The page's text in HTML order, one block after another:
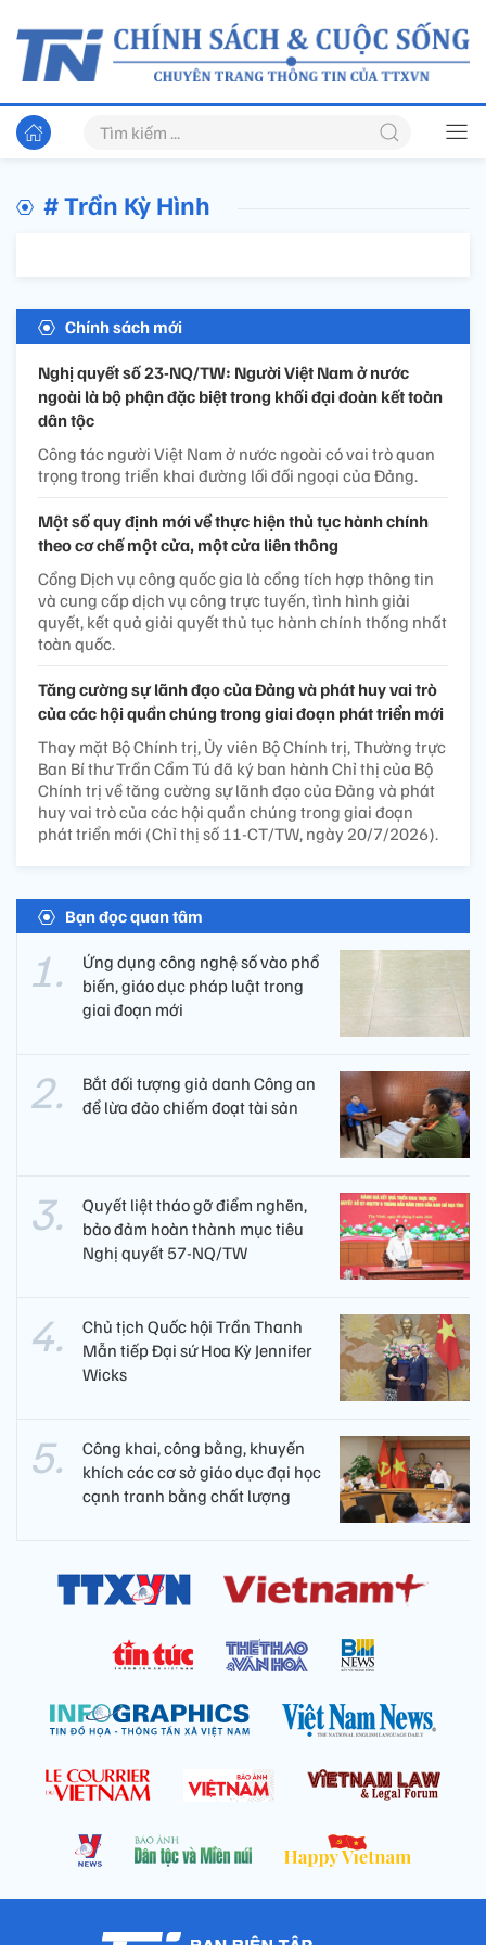
# Trần Kỳ Hình
Chính sách mới
Nghị quyết số 23-NQ/TW: Người Việt Nam ở nước
ngoài là bộ phận đặc biệt trong khối đại đoàn kết toàn
dân tộc
Công tác người Việt Nam ở nước ngoài có vai trò quan
trọng trong triển khai đường lối đối ngoại của Đảng.
Một số quy định mới về thực hiện thủ tục hành chính
theo cơ chế một cửa, một cửa liên thông
Cổng Dịch vụ công quốc gia là cổng tích hợp thông tin
và cung cấp dịch vụ công trực tuyến, tình hình giải
quyết, kết quả giải quyết thủ tục hành chính thống nhất
toàn quốc.
Tăng cường sự lãnh đạo của Đảng và phát huy vai trò
của các hội quần chúng trong giai đoạn phát triển mới
Thay mặt Bộ Chính trị, Ủy viên Bộ Chính trị, Thường trực
Ban Bí thư Trần Cẩm Tú đã ký ban hành Chỉ thị của Bộ
Chính trị về tăng cường sự lãnh đạo của Đảng và phát
huy vai trò của các hội quần chúng trong giai đoạn
phát triển mới (Chỉ thị số 11-CT/TW, ngày 20/7/2026).
Bạn đọc quan tâm
Ứng dụng công nghệ số vào phổ
biến, giáo dục pháp luật trong
giai đoạn mới
Bắt đối tượng giả danh Công an
để lừa đảo chiếm đoạt tài sản
Quyết liệt tháo gỡ điểm nghẽn,
bảo đảm hoàn thành mục tiêu
Nghị quyết 57-NQ/TW
Chủ tịch Quốc hội Trần Thanh
Mẫn tiếp Đại sứ Hoa Kỳ Jennifer
Wicks
Công khai, công bằng, khuyến
khích các cơ sở giáo dục đại học
cạnh tranh bằng chất lượng​